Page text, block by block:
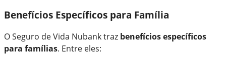
Benefícios Específicos para Família
O Seguro de Vida Nubank traz benefícios específicos
para famílias. Entre eles: